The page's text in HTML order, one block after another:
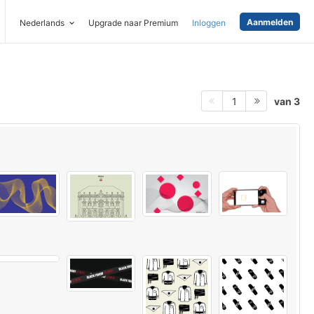
Nederlands Upgrade naar Premium Inloggen Aanmelden
1 van 3